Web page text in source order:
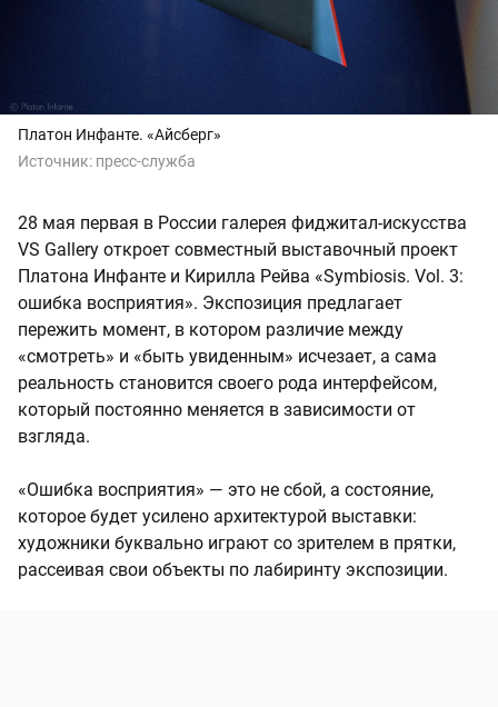
Платон Инфанте. «Айсберг»
Источник: пресс-служба
28 мая первая в России галерея фиджитал-искусства
VS Gallery откроет совместный выставочный проект
Платона Инфанте и Кирилла Рейва «Symbiosis. Vol. 3:
ошибка восприятия». Экспозиция предлагает
пережить момент, в котором различие между
«смотреть» и «быть увиденным» исчезает, а сама
реальность становится своего рода интерфейсом,
который постоянно меняется в зависимости от
взгляда.
«Ошибка восприятия» — это не сбой, а состояние,
которое будет усилено архитектурой выставки:
художники буквально играют со зрителем в прятки,
рассеивая свои объекты по лабиринту экспозиции.